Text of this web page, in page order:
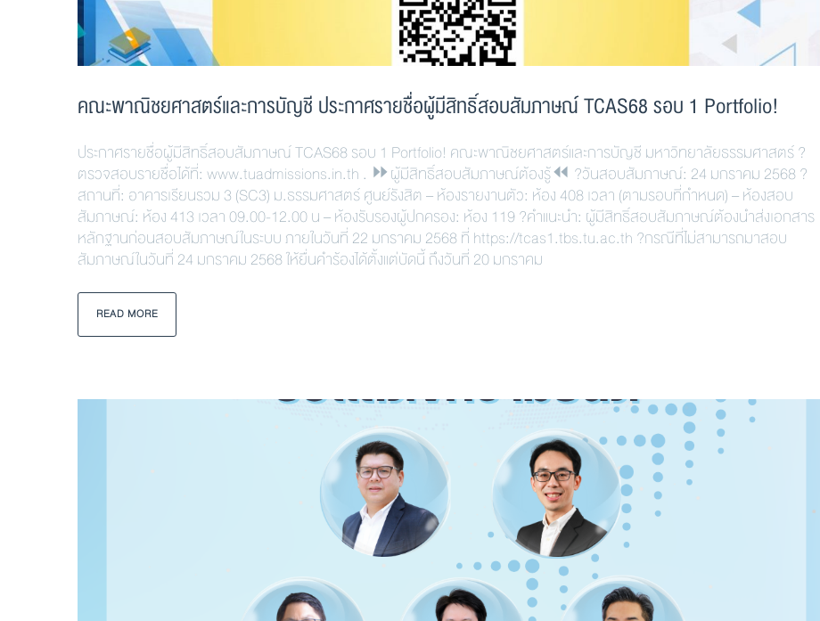
คณะพาณิชยศาสตร์และการบัญชี ประกาศรายชื่อผู้มีสิทธิ์สอบสัมภาษณ์ TCAS68 รอบ 1 Portfolio!
ประกาศรายชื่อผู้มีสิทธิ์สอบสัมภาษณ์ TCAS68 รอบ 1 Portfolio! คณะพาณิชยศาสตร์และการบัญชี มหาวิทยาลัยธรรมศาสตร์ ?
ตรวจสอบรายชื่อได้ที่: www.tuadmissions.in.th . ⏩ผู้มีสิทธิ์สอบสัมภาษณ์ต้องรู้⏪ ?วันสอบสัมภาษณ์: 24 มกราคม 2568 ?
สถานที่: อาคารเรียนรวม 3 (SC3) ม.ธรรมศาสตร์ ศูนย์รังสิต – ห้องรายงานตัว: ห้อง 408 เวลา (ตามรอบที่กำหนด) – ห้องสอบ
สัมภาษณ์: ห้อง 413 เวลา 09.00-12.00 น – ห้องรับรองผู้ปกครอง: ห้อง 119 ?คำแนะนำ: ผู้มีสิทธิ์สอบสัมภาษณ์ต้องนำส่งเอกสาร
หลักฐานก่อนสอบสัมภาษณ์ในระบบ ภายในวันที่ 22 มกราคม 2568 ที่ https://tcas1.tbs.tu.ac.th ?กรณีที่ไม่สามารถมาสอบ
สัมภาษณ์ในวันที่ 24 มกราคม 2568 ให้ยื่นคำร้องได้ตั้งแต่บัดนี้ ถึงวันที่ 20 มกราคม
READ MORE